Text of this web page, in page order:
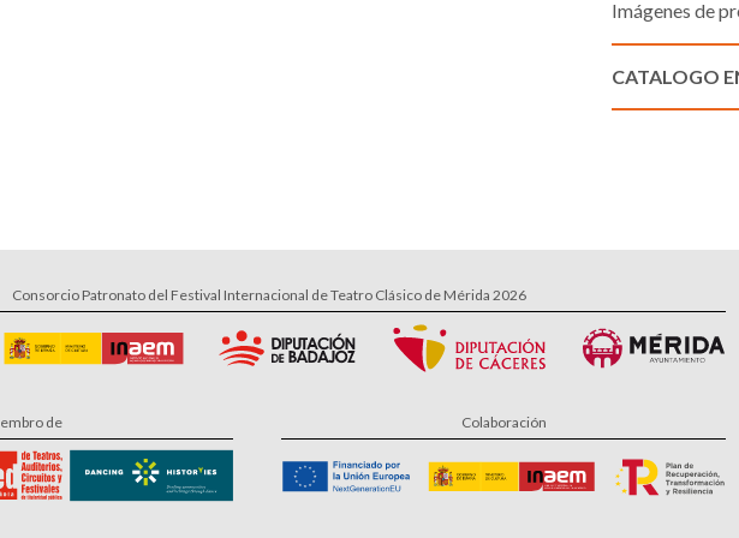
Imágenes de
CATALOGO
Consorcio Patronato del Festival Internacional de Teatro Clásico de Mérida 2026
de Colaboración